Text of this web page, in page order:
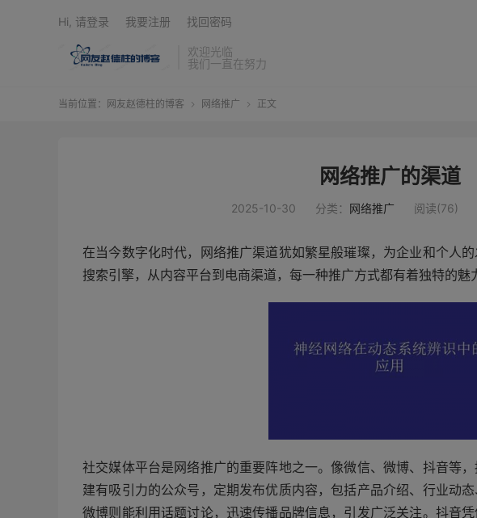
欢迎光临
我们一直在努力
Hi, 请登录 我要注册 找回密码
当前位置： 网友赵德柱的博客  网络推广  正文
网络推广的渠道
2025-10-30 分类： 网络推广 阅读(76)
在当今数字化时代，网络推广渠道犹如繁星般璀璨，为企业和个人
搜索引擎，从内容平台到电商渠道，每一种推广方式都有着独特的魅
社交媒体平台是网络推广的重要阵地之一。像微信、微博、抖音等
建有吸引力的公众号，定期发布优质内容，包括产品介绍、行业动
微博则能利用话题讨论，迅速传播品牌信息，引发广泛关注。抖音